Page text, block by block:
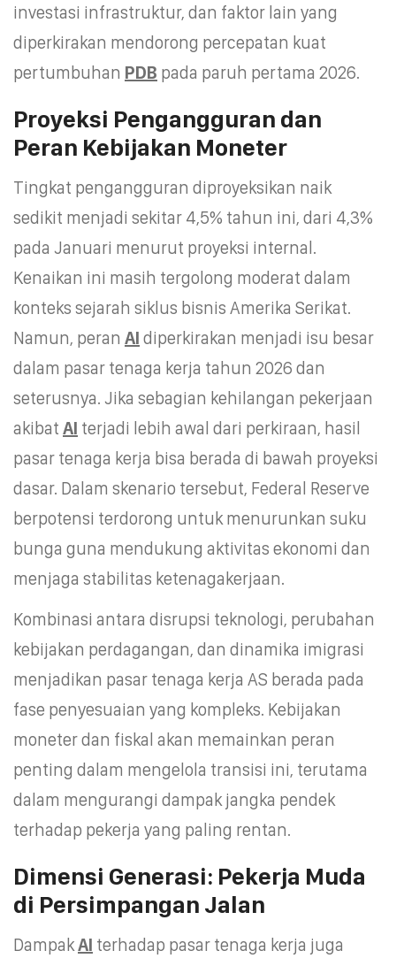
investasi infrastruktur, dan faktor lain yang
diperkirakan mendorong percepatan kuat
pertumbuhan PDB pada paruh pertama 2026.
Proyeksi Pengangguran dan
Peran Kebijakan Moneter
Tingkat pengangguran diproyeksikan naik
sedikit menjadi sekitar 4,5% tahun ini, dari 4,3%
pada Januari menurut proyeksi internal.
Kenaikan ini masih tergolong moderat dalam
konteks sejarah siklus bisnis Amerika Serikat.
Namun, peran AI diperkirakan menjadi isu besar
dalam pasar tenaga kerja tahun 2026 dan
seterusnya. Jika sebagian kehilangan pekerjaan
akibat AI terjadi lebih awal dari perkiraan, hasil
pasar tenaga kerja bisa berada di bawah proyeksi
dasar. Dalam skenario tersebut, Federal Reserve
berpotensi terdorong untuk menurunkan suku
bunga guna mendukung aktivitas ekonomi dan
menjaga stabilitas ketenagakerjaan.
Kombinasi antara disrupsi teknologi, perubahan
kebijakan perdagangan, dan dinamika imigrasi
menjadikan pasar tenaga kerja AS berada pada
fase penyesuaian yang kompleks. Kebijakan
moneter dan fiskal akan memainkan peran
penting dalam mengelola transisi ini, terutama
dalam mengurangi dampak jangka pendek
terhadap pekerja yang paling rentan.
Dimensi Generasi: Pekerja Muda
di Persimpangan Jalan
DampakAI terhadap pasar tenaga kerja juga